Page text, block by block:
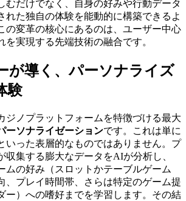
むだけでなく、自身の好みや行動データ
れた独自の体験を能動的に構築できるよ
の変革の核心にあるのは、ユーザー中心
を実現する先端技術の融合です。
が導く、パーソナライズ
験
ジノプラットフォームを特徴づける最大
ーソナライゼーションです。これは単に
いった表層的なものではありません。プ
収集する膨大なデータをAIが分析し、
ムの好み（スロットかテーブルゲーム
、プレイ時間帯、さらは特定のゲーム提
ー）への嗜好までを学習します。その結